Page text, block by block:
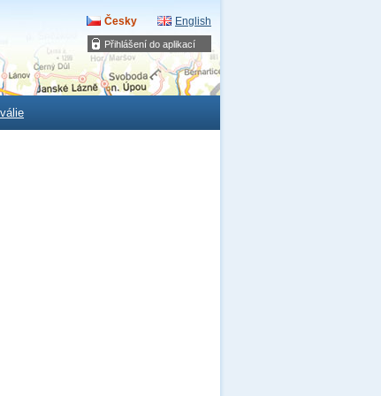
Přihlášení do aplikací
Česky English